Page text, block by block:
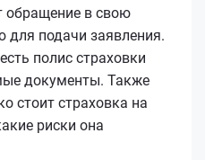
обращение в свою
подачи заявления.
полис страховки
документы. Также
стоит страховка на
риски она